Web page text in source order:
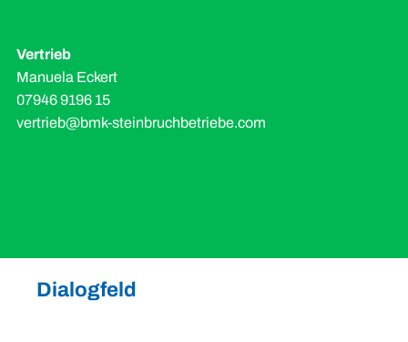
Vertrieb
Manuela Eckert
07946 9196 15
vertrieb@bmk-steinbruchbetriebe.com
Dialogfeld